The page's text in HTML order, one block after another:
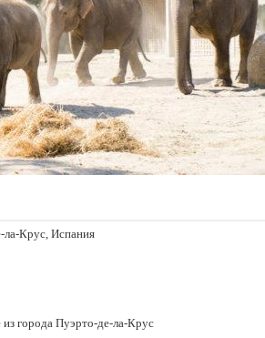
ла-Крус, Испания
города Пуэрто-де-ла-Крус